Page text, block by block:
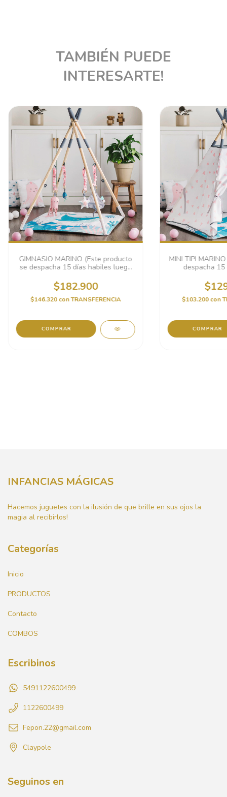
TAMBIÉN PUEDE
INTERESARTE!
GIMNASIO MARINO (Este producto
se despacha 15 días habiles luego
$182.900
$146.320conTRANSFERENCIA
MINI TIPI
despacha
$103.200con
INFANCIAS MÁGICAS
Hacemos juguetes con la ilusión de que brille en sus ojos la
magia al recibirlos!
Categorías
Inicio
PRODUCTOS
Contacto
COMBOS
Escribinos
5491122600499
1122600499
Fepon.22@gmail.com
Claypole
Seguinos en